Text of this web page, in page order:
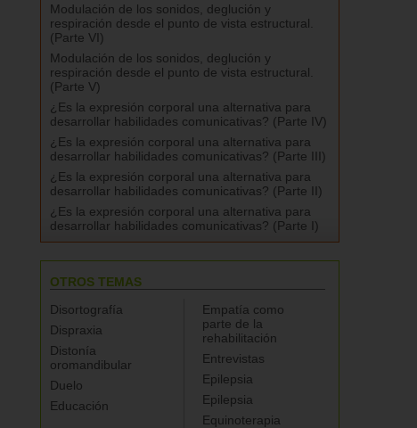
Modulación de los sonidos, deglución y
respiración desde el punto de vista estructural.
(Parte VI)
Modulación de los sonidos, deglución y
respiración desde el punto de vista estructural.
(Parte V)
¿Es la expresión corporal una alternativa para
desarrollar habilidades comunicativas? (Parte IV)
¿Es la expresión corporal una alternativa para
desarrollar habilidades comunicativas? (Parte III)
¿Es la expresión corporal una alternativa para
desarrollar habilidades comunicativas? (Parte II)
¿Es la expresión corporal una alternativa para
desarrollar habilidades comunicativas? (Parte I)
OTROS TEMAS
Disortografía
Dispraxia
Distonía
oromandibular
Duelo
Educación
Empatía como
parte de la
rehabilitación
Entrevistas
Epilepsia
Epilepsia
Equinoterapia